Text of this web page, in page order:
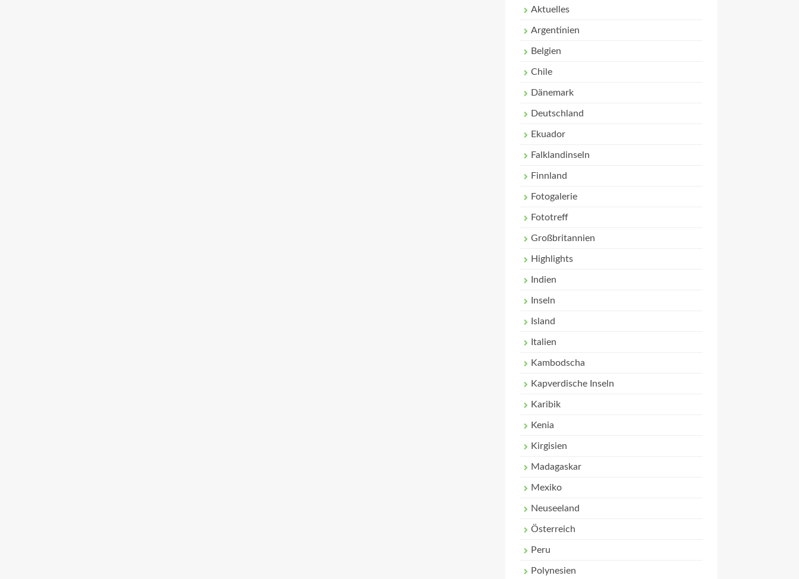
Aktuelles
Argentinien
Belgien
Chile
Dänemark
Deutschland
Ekuador
Falklandinseln
Finnland
Fotogalerie
Fototreff
Großbritannien
Highlights
Indien
Inseln
Island
Italien
Kambodscha
Kapverdische Inseln
Karibik
Kenia
Kirgisien
Madagaskar
Mexiko
Neuseeland
Österreich
Peru
Polynesien